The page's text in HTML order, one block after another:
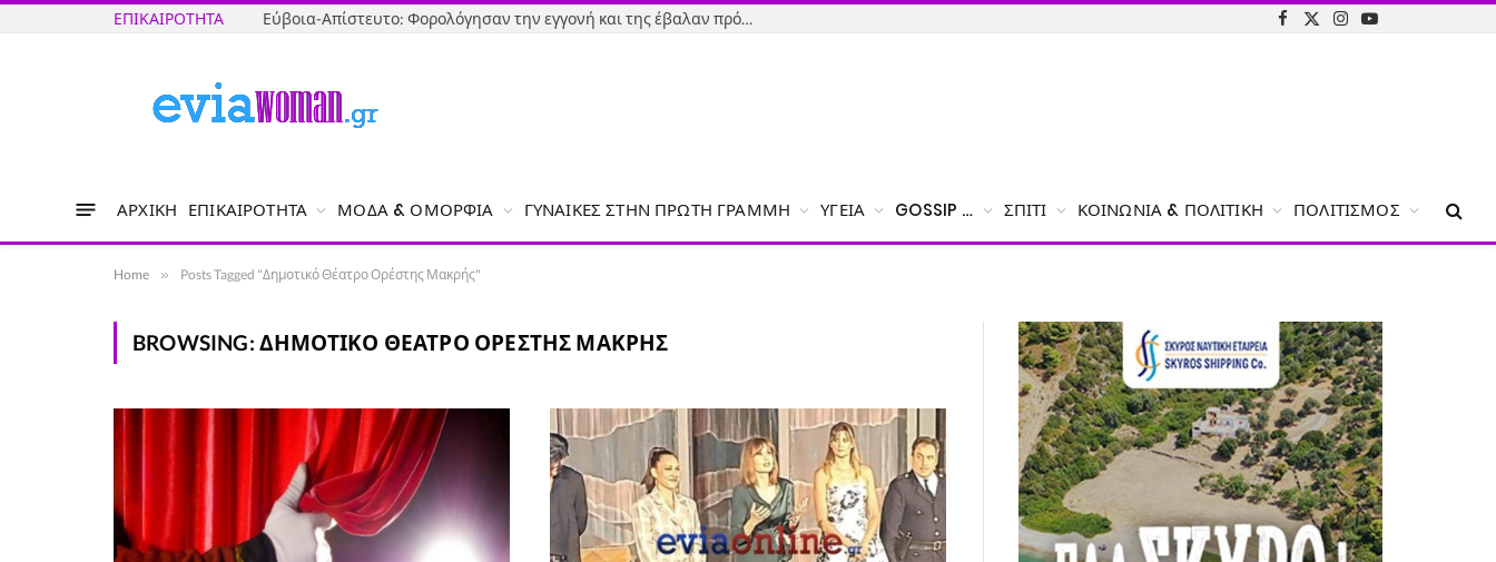
ΕΠΙΚΑΙΡΌΤΗΤΑ Εύβοια-Απίστευτο: Φορολόγησαν την εγγονή και της έβαλαν πρόστιμο γιατί δεν δήλωσε το χαρτζιλίκι του παππού!
Facebook
X
Instagram
YouTube
ΑΡΧΙΚΉ ΕΠΙΚΑΙΡΌΤΗΤΑ ΜΌΔΑ & ΟΜΟΡΦΙΆ ΓΥΝΑΊΚΕΣ ΣΤΗΝ ΠΡΏΤΗ ΓΡΑΜΜΉ ΥΓΕΊΑ GOSSIP … ΣΠΊΤΙ ΚΟΙΝΩΝΊΑ & ΠΟΛΙΤΙΚΉ ΠΟΛΙΤΙΣΜΌΣ
Home » Posts Tagged "Δημοτικό Θέατρο Ορέστης Μακρής"
BROWSING: ΔΗΜΟΤΙΚΌ ΘΈΑΤΡΟ ΟΡΈΣΤΗΣ ΜΑΚΡΉΣ